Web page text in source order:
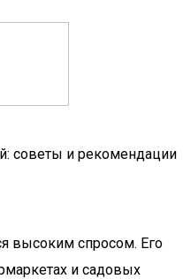
советы и рекомендации
высоким спросом. Его
и садовых